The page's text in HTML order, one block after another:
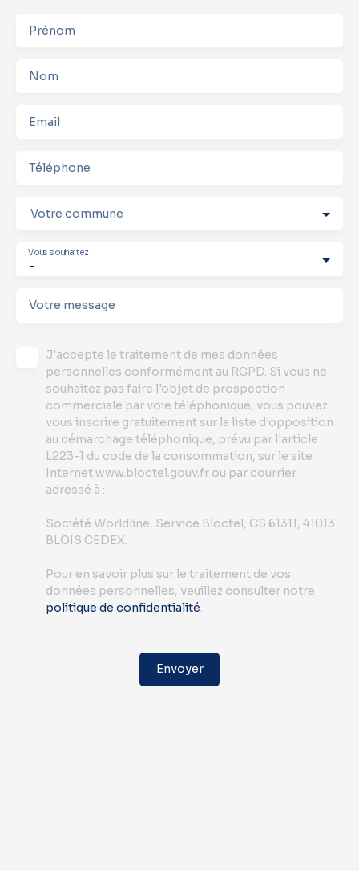
Prénom
Nom
Email
Téléphone
Votre commune
-
Vous souhaitez
Votre message
J'accepte le traitement de mes données
personnelles conformément au RGPD. Si vous ne
souhaitez pas faire l'objet de prospection
commerciale par voie téléphonique, vous pouvez
vous inscrire gratuitement sur la liste d'opposition
au démarchage téléphonique, prévu par l'article
L223-1 du code de la consommation, sur le site
Internet www.bloctel.gouv.fr ou par courrier
adressé à :
Société Worldline, Service Bloctel, CS 61311, 41013
BLOIS CEDEX.
Pour en savoir plus sur le traitement de vos
données personnelles, veuillez consulter notre
politique de confidentialité.
Envoyer